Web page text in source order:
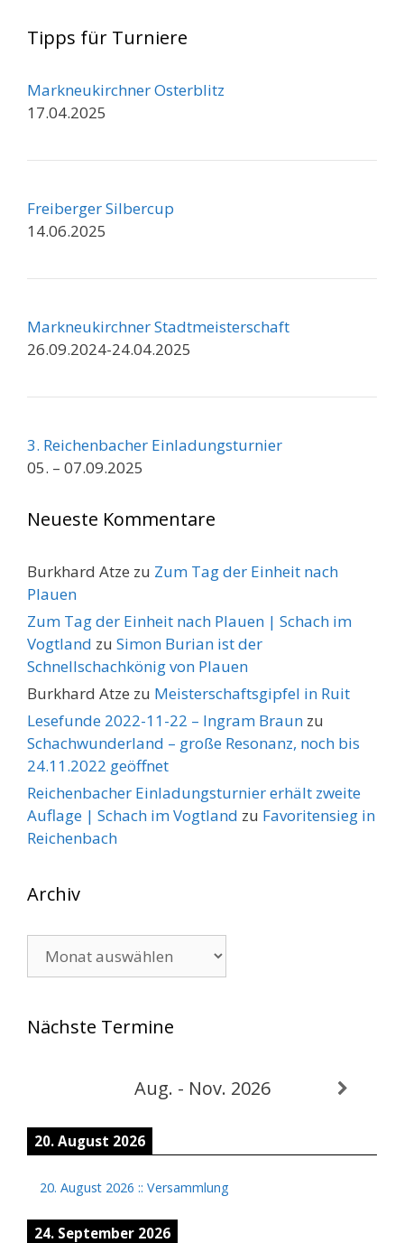
Tipps für Turniere
Markneukirchner Osterblitz
17.04.2025
Freiberger Silbercup
14.06.2025
Markneukirchner Stadtmeisterschaft
26.09.2024-24.04.2025
3. Reichenbacher Einladungsturnier
05. – 07.09.2025
Neueste Kommentare
Burkhard Atze zu Zum Tag der Einheit nach
Plauen
Zum Tag der Einheit nach Plauen | Schach im
Vogtland zu Simon Burian ist der
Schnellschachkönig von Plauen
Burkhard Atze zu Meisterschaftsgipfel in Ruit
Lesefunde 2022-11-22 – Ingram Braun zu
Schachwunderland – große Resonanz, noch bis
24.11.2022 geöffnet
Reichenbacher Einladungsturnier erhält zweite
Auflage | Schach im Vogtland zu Favoritensieg in
Reichenbach
Archiv
Nächste Termine
Aug. - Nov. 2026
20. August 2026
20. August 2026 :: Versammlung
24. September 2026